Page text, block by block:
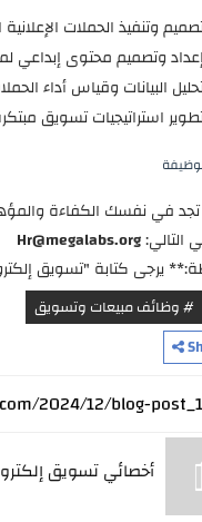
وتنفيذ الحملات
وتصميم محتوى إبداعي
البيانات وقياس أداء
استراتيجيات تسويق
في نفسك الكفاءة
التالي:Hr@megalabs.org
يرجى كتابة "تسويق
# وظائف مبيعات وتسويق
أخصائي تسويق